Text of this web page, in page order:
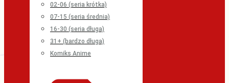
02-06 (seria krótka)
07-15 (seria średnia)
16-30 (seria długa)
31+ (bardzo długa)
Komiks Anime